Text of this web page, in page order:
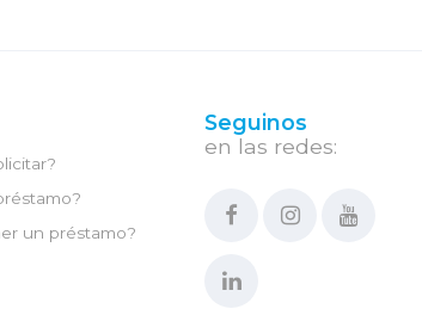
un préstamo?
Seguinos
en las redes: